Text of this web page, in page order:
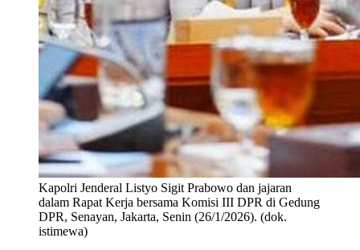
Kapolri Jenderal Listyo Sigit Prabowo dan jajaran
dalam Rapat Kerja bersama Komisi III DPR di Gedung
DPR, Senayan, Jakarta, Senin (26/1/2026). (dok.
istimewa)